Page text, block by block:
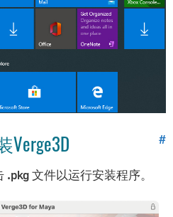
#
Verge3D
.pkg文件以运行安装程序。